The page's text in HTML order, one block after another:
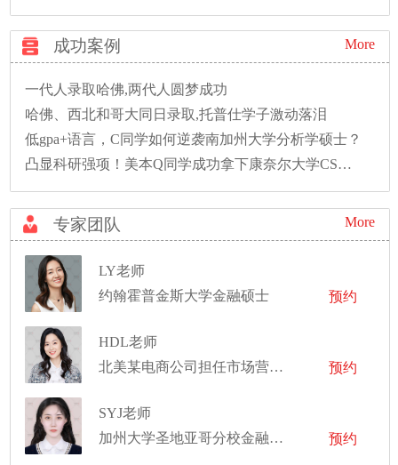
成功案例 More
一代人录取哈佛,两代人圆梦成功
哈佛、西北和哥大同日录取,托普仕学子激动落泪
低gpa+语言，C同学如何逆袭南加州大学分析学硕士？
凸显科研强项！美本Q同学成功拿下康奈尔大学CS硕士录取！
专家团队 More
LY老师
约翰霍普金斯大学金融硕士
预约
HDL老师
北美某电商公司担任市场营销经理，曾在中央电视台北美分台和纽约某亚裔电视台工作
预约
SYJ老师
加州大学圣地亚哥分校金融学硕士
预约